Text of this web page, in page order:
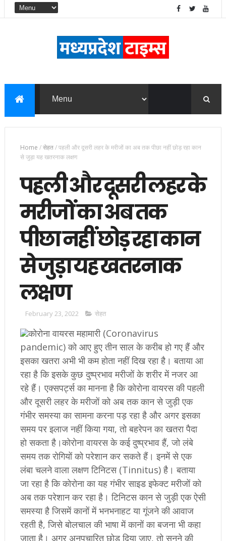
Home /सेहत/पहली और दूसरी लहर के मरीजों का अब तक पीछा नहीं छोड़ रहा कान
से जुड़ा यह खतरनाक लक्षण
पहली और दूसरी लहर के
मरीजों का अब तक
पीछा नहीं छोड़ रहा कान
से जुड़ा यह खतरनाक
लक्षण
February 23, 2022 सेहत
कोरोना वायरस महामारी (Coronavirus
pandemic) को आए हुए तीन साल के करीब हो गए हैं और
इसका खतरा अभी भी कम होता नहीं दिख रहा है। बताया आ
रहा है कि इसके कुछ दुष्प्रभाव मरीजों के शरीर में नजर आ
रहे हैं। एक्सपर्ट्स का मानना है कि कोरोना वायरस की पहली
और दूसरी लहर के मरीजों को अब तक कान से जुड़ी एक
गंभीर समस्या का सामना करना पड़ रहा है और अगर इसका
समय पर इलाज नहीं किया गया, तो बहरेपन का खतरा पैदा
हो सकता है।कोरोना वायरस के कई दुष्प्रभाव हैं, जो लंबे
समय तक रोगियों को परेशान कर सकते हैं। इनमें से एक
लंबा चलने वाला लक्षण टिनिटस (Tinnitus) है। बताया
जा रहा है कि कोरोना का यह गंभीर साइड इफेक्ट मरीजों को
अब तक परेशान कर रहा है। टिनिटस कान से जुड़ी एक ऐसी
समस्या है जिसमें कानों में भनभनाहट या गूंजने की आवाज
रहती है, जिसे बोलचाल की भाषा में कानों का बजना भी कहा
जाता है। अगर अनुपचारित छोड़ दिया जाए, तो सुनने की